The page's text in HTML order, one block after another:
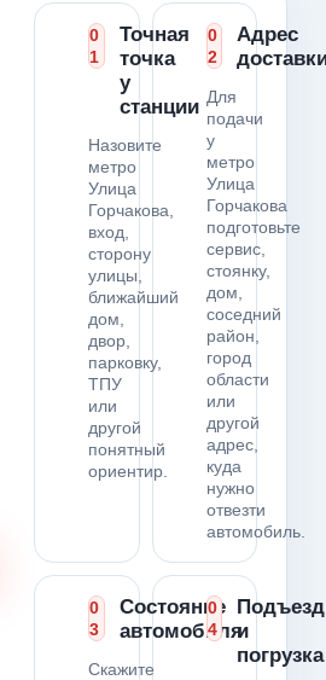
0
1
Точная
точка
у
станции
Назовите
метро
Улица
Горчакова,
вход,
сторону
улицы,
ближайший
дом,
двор,
парковку,
ТПУ
или
другой
понятный
ориентир.
0
2
Адрес
Для
подачи
у
метро
Улица
Горчакова
подготовьте
сервис,
стоянку,
дом,
соседний
район,
город
области
или
другой
адрес,
куда
нужно
отвезти
автомобиль.
0
3
Состояние
автомобиля
Скажите
0
4
Подъезд
и
погрузка